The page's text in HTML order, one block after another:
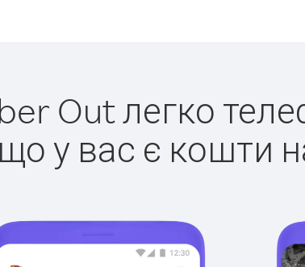
Out легко
у вас є кошти